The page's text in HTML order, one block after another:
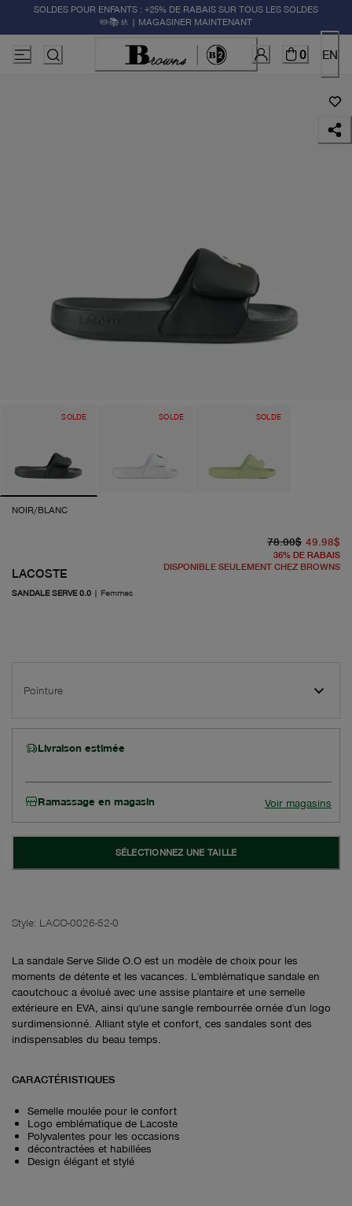
SOLDES POUR ENFANTS : +25% DE RABAIS SUR TOUS LES SOLDES
✏️📚🚸 | MAGASINER MAINTENANT
0 EN
SOLDE SOLDE SOLDE
NOIR/BLANC
LACOSTE
SANDALE SERVE 0.0 | Femmes
78.00$ 49.98$
36% DE RABAIS
DISPONIBLE SEULEMENT CHEZ BROWNS
Pointure
Livraison estimée
Ramassage en magasin Voir magasins
SÉLECTIONNEZ UNE TAILLE
Style: LACO-0026-52-0
La sandale Serve Slide O.O est un modèle de choix pour les
moments de détente et les vacances. L'emblématique sandale en
caoutchouc a évolué avec une assise plantaire et une semelle
extérieure en EVA, ainsi qu'une sangle rembourrée ornée d'un logo
surdimensionné. Alliant style et confort, ces sandales sont des
indispensables du beau temps.
CARACTÉRISTIQUES
Semelle moulée pour le confort
Logo emblématique de Lacoste
Polyvalentes pour les occasions
décontractées et habillées
Design élégant et stylé